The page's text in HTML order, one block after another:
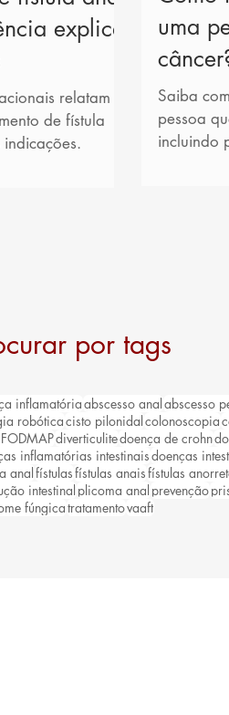
explica
relatam os
de fístula
uma
Saiba
pessoa
incluindo
por tags
inflamatóriaabscesso analabscesso
robóticacisto pilonidalcolonoscopia
diverticulitedoença de crohn
inflamatórias intestinaisdoenças
analfístulasfístulas anaisfístulas
intestinal plicoma anal prevenção
fúngicatratamentovaaft